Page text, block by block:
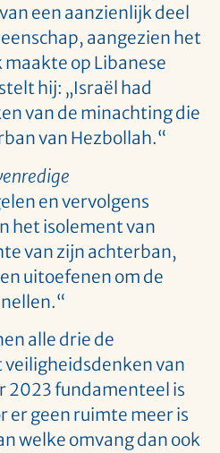
een aanzienlijk deel
aangezien het
op Libanese
hij: „Israël had
van de minachting die
van Hezbollah.“
en vervolgens
het isolement van
van zijn achterban,
uitoefenen om de
alle drie de
van
2023 fundamenteel is
er geen ruimte meer is
welke omvang dan ook